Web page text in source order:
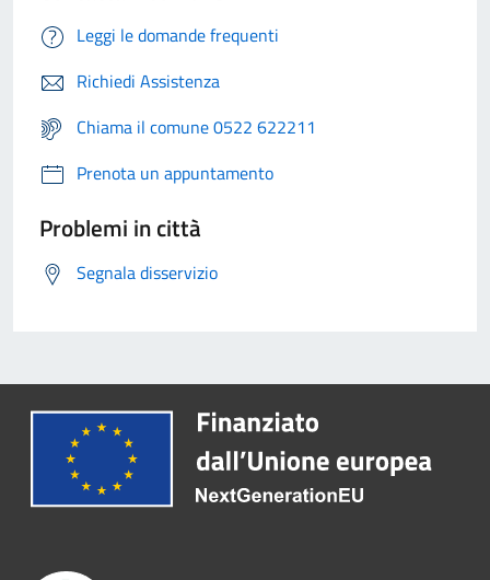
Leggi le domande frequenti
Richiedi Assistenza
Chiama il comune 0522 622211
Prenota un appuntamento
Problemi in città
Segnala disservizio